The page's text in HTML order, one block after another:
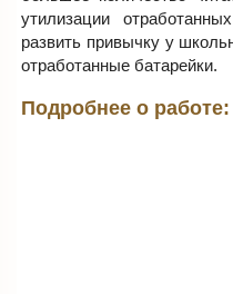
утилизации
развить привычку у
отработанные батарейки.
Подробнее о работе: